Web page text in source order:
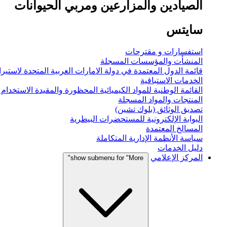
الصيادين والمزارعين ومربي الحيوانات
سايتس
استفسارات و مقترحات
المنشأت والمؤسسات المسجلة
قائمة الدول المعتمدة في دولة الامارات العربية المتحدة
الخدمات الاستباقية
القائمة الوطنية للمواد الكيميائية المحظورة والمقيدة
المنتجات والمواد المسجلة
تصديق الوثائق (بلوك تشين)
البوابة الإلكترونية للمستحضرات البيطرية
المسالخ المعتمدة
سياسة الأنظمة الإدارية المتكاملة
دليل الخدمات
المركز الإعلامي
show submenu for "More"